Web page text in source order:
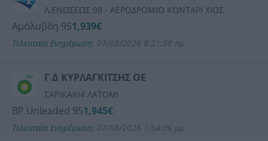
Λ.ΕΝΩΣΕΩΣ 98 - ΑΕΡΟΔΡΟΜΙΟ ΚΟΝΤΑΡΙ ΧΙΟΣ
Αμόλυβδη 951,939€
Τελευταία Ενημέρωση: 07/08/2026 8:21:58 πμ
Γ Δ ΚΥΡΛΑΓΚΙΤΣΗΣ ΟΕ
ΣΑΡΙΚΑΚΙ4 ΛΑΤΟΜΙ
BP Unleaded 951,945€
Τελευταία Ενημέρωση: 07/08/2026 1:54:06 μμ